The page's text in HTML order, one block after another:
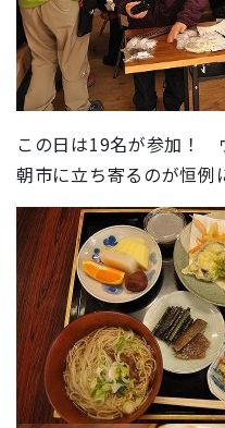
この日は19名が参加！
朝市に立ち寄るのが恒例